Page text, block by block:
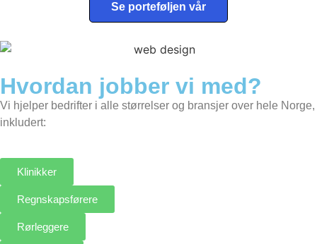
Se porteføljen vår
Hvordan jobber vi med?
Vi hjelper bedrifter i alle størrelser og bransjer over hele Norge,
inkludert:
Klinikker
Regnskapsførere
Rørleggere